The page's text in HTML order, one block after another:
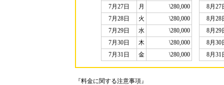
7月27日
月
\280,000
7月28日
火
\280,000
7月29日
水
\280,000
7月30日
木
\280,000
7月31日
金 \280,000
8月27
8月28
8月29
8月30
8月31
『料金に関する注意事項』